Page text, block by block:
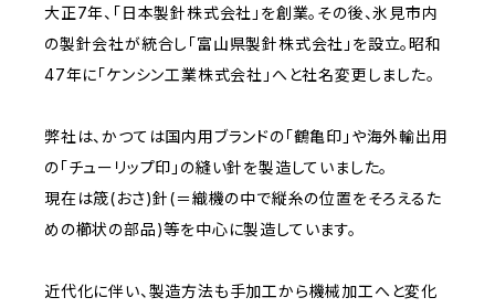
大正7年、「日本製針株式会社」を創業。その後、氷見市内
の製針会社が統合し「富山県製針株式会社」を設立。昭和
47年に「ケンシン工業株式会社」へと社名変更しました。
弊社は、かつては国内用ブランドの「鶴亀印」や海外輸出用
の「チューリップ印」の縫い針を製造していました。
現在は筬(おさ)針(＝織機の中で縦糸の位置をそろえるた
めの櫛状の部品)等を中心に製造しています。
近代化に伴い、製造方法も手加工から機械加工へと変化